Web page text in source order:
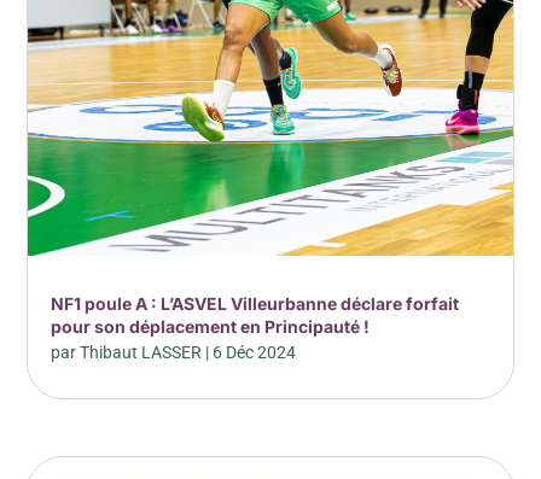
NF1 poule A : L’ASVEL Villeurbanne déclare forfait
pour son déplacement en Principauté !
parThibaut LASSER | 6 Déc 2024